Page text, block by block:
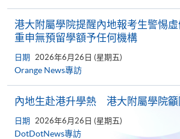
港大附屬學院提醒內地報考生警惕
重申無預留學額予任何機構
日期 2026年6月26日 (星期五)
Orange News專訪
內地生赴港升學熱 港大附屬學院籲
日期 2026年6月26日 (星期五)
DotDotNews專訪